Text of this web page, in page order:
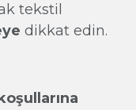
tekstil
dikkat edin.